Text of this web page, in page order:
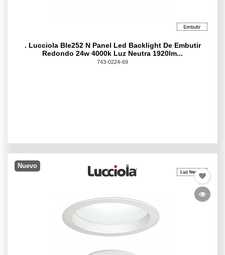
. Lucciola Ble252 N Panel Led Backlight De Embutir
Redondo 24w 4000k Luz Neutra 1920lm...
743-0224-69
Nuevo